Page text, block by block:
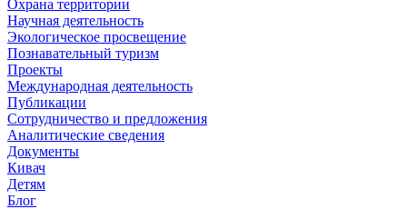
Охрана территории
Научная деятельность
Экологическое просвещение
Познавательный туризм
Проекты
Международная деятельность
Публикации
Сотрудничество и предложения
Аналитические сведения
Документы
Кивач
Детям
Блог